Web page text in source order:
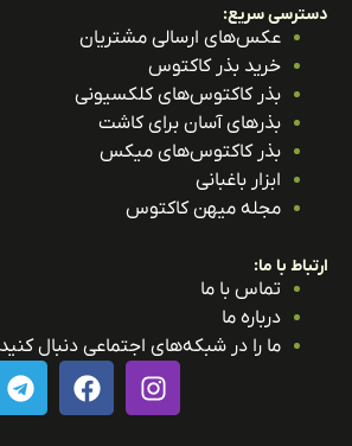
سریع:
عکس‌های ارسالی مشتریان
خرید بذر کاکتوس
بذر کاکتوس‌های کلکسیونی
بذرهای آسان برای کاشت
بذر کاکتوس‌های میکس
ابزار باغبانی
مجله میهن کاکتوس
با ما:
تماس با ما
درباره ما
ما را در شبکه‌های اجتماعی دنبال کنید: